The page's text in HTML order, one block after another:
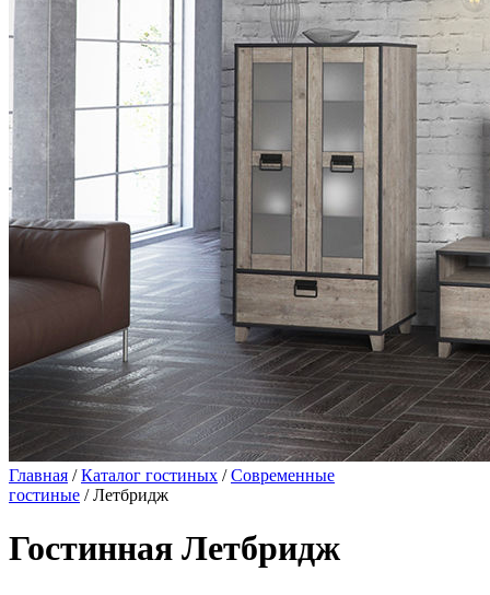
Главная /Каталог гостиных /Современные
гостиные / Летбридж
Гостинная Летбридж